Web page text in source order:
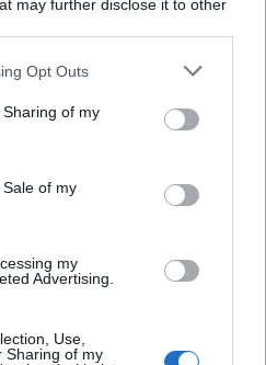
may further disclose it to other
Opt Outs
of my
of my
my
Advertising.
Use,
Sharing of my